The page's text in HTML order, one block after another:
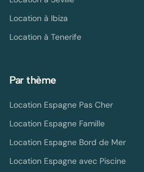
Location à Ibiza
Location à Tenerife
Par thème
Location Espagne Pas Cher
Location Espagne Famille
Location Espagne Bord de Mer
Location Espagne avec Piscine